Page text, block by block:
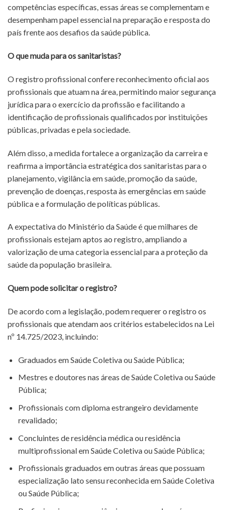
competências específicas, essas áreas se complementam e
desempenham papel essencial na preparação e resposta do
país frente aos desafios da saúde pública.
O que muda para os sanitaristas?
O registro profissional confere reconhecimento oficial aos
profissionais que atuam na área, permitindo maior segurança
jurídica para o exercício da profissão e facilitando a
identificação de profissionais qualificados por instituições
públicas, privadas e pela sociedade.
Além disso, a medida fortalece a organização da carreira e
reafirma a importância estratégica dos sanitaristas para o
planejamento, vigilância em saúde, promoção da saúde,
prevenção de doenças, resposta às emergências em saúde
pública e a formulação de políticas públicas.
A expectativa do Ministério da Saúde é que milhares de
profissionais estejam aptos ao registro, ampliando a
valorização de uma categoria essencial para a proteção da
saúde da população brasileira.
Quem pode solicitar o registro?
De acordo com a legislação, podem requerer o registro os
profissionais que atendam aos critérios estabelecidos na Lei
nº 14.725/2023, incluindo:
Graduados em Saúde Coletiva ou Saúde Pública;
Mestres e doutores nas áreas de Saúde Coletiva ou Saúde
Pública;
Profissionais com diploma estrangeiro devidamente
revalidado;
Concluintes de residência médica ou residência
multiprofissional em Saúde Coletiva ou Saúde Pública;
Profissionais graduados em outras áreas que possuam
especialização lato sensu reconhecida em Saúde Coletiva
ou Saúde Pública;